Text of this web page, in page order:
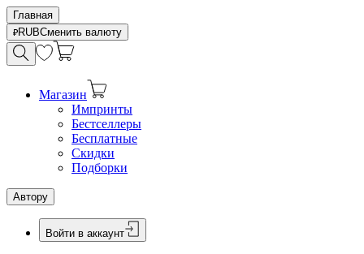
Главная
RUBСменить валюту
Магазин
Импринты
Бестселлеры
Бесплатные
Скидки
Подборки
Автору
Войти в аккаунт